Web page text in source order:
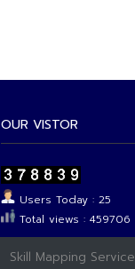
OUR VISTOR
Users Today : 25
Total views : 459706
Skill Mapping Service